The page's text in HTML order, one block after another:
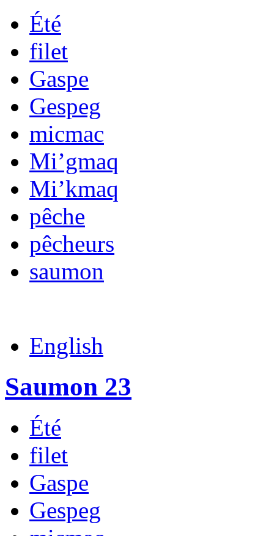
Été
filet
Gaspe
Gespeg
micmac
Mi’gmaq
Mi’kmaq
pêche
pêcheurs
saumon
English
Saumon 23
Été
filet
Gaspe
Gespeg